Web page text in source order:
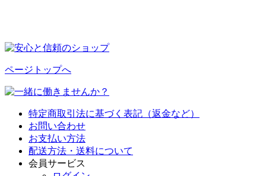
ページトップへ
特定商取引法に基づく表記（返金など）
お問い合わせ
お支払い方法
配送方法・送料について
会員サービス